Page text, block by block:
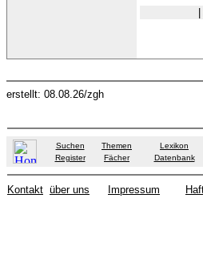
erstellt: 08.08.26/zgh
Suchen Themen
Lexikon
Register
Fächer Datenbank
Kontakt über uns Impressum